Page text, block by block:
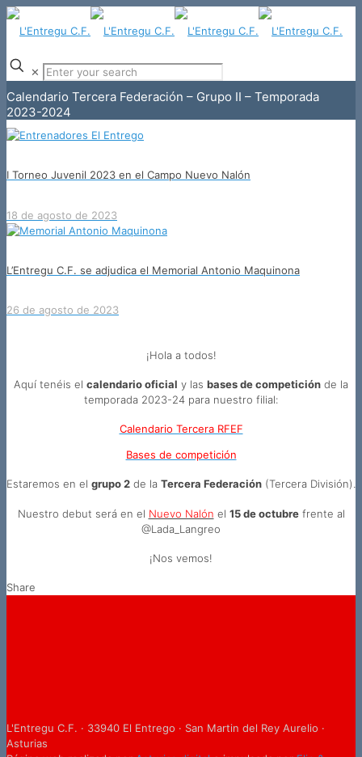
✕
Calendario Tercera Federación – Grupo II – Temporada
2023-2024
I Torneo Juvenil 2023 en el Campo Nuevo Nalón
18 de agosto de 2023
L’Entregu C.F. se adjudica el Memorial Antonio Maquinona
26 de agosto de 2023
¡Hola a todos!
Aquí tenéis el calendario oficial y las bases de competición de la
temporada 2023-24 para nuestro filial:
Calendario Tercera RFEF
Bases de competición
Estaremos en el grupo 2 de la Tercera Federación (Tercera División).
Nuestro debut será en el Nuevo Nalón el 15 de octubrefrente al
@Lada_Langreo
¡Nos vemos!
Share
L'Entregu C.F. · 33940 El Entrego · San Martin del Rey Aurelio ·
Asturias